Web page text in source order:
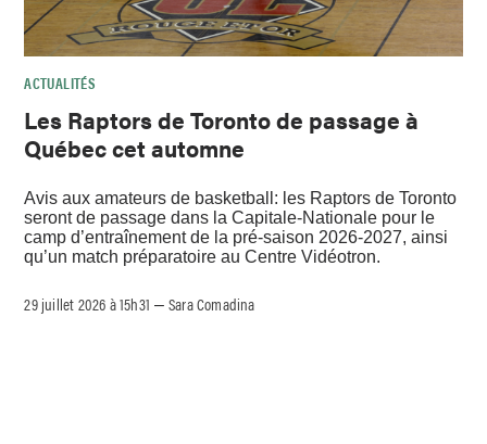
ACTUALITÉS
Les Raptors de Toronto de passage à
Québec cet automne
Avis aux amateurs de basketball: les Raptors de Toronto
seront de passage dans la Capitale-Nationale pour le
camp d’entraînement de la pré-saison 2026-2027, ainsi
qu’un match préparatoire au Centre Vidéotron.
29 juillet 2026 à 15h31 –Sara Comadina